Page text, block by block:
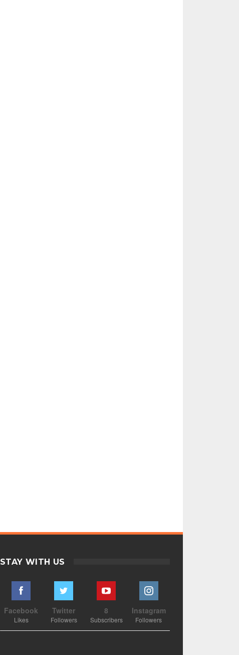
STAY WITH US
Facebook
Likes
Twitter
Followers
8
Subscribers
Instagram
Followers